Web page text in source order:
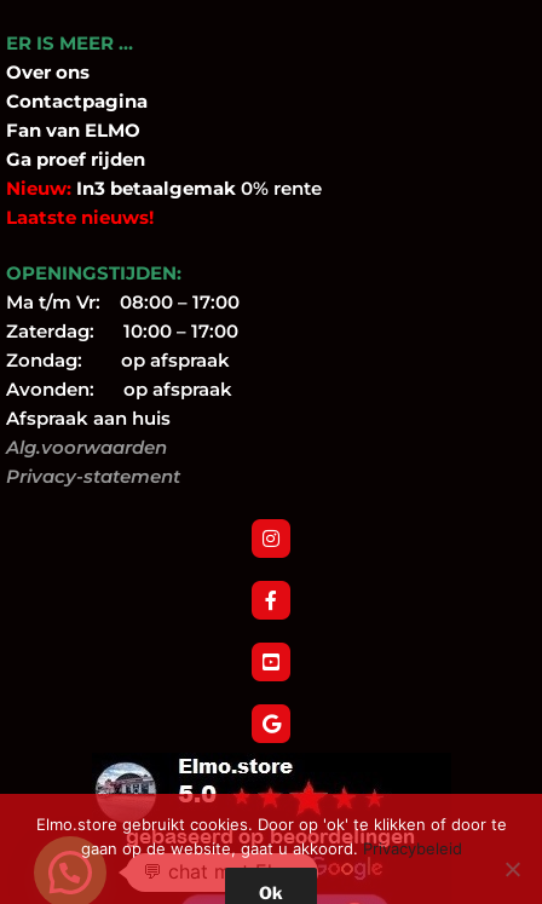
ER IS MEER …
Over ons
Contactpagina
Fan van ELMO
Ga proef rijden
Nieuw: In3 betaalgemak 0% rente
Laatste nieuws!
OPENINGSTIJDEN:
Ma t/m Vr: 08:00 – 17:00
Zaterdag: 10:00 – 17:00
Zondag: op afspraak
Avonden: op afspraak
Afspraak aan huis
Alg.voorwaarden
Privacy-statement
💬 chat met Elmo
Elmo.store gebruikt cookies. Door op 'ok' te klikken of door te
gaan op de website, gaat u akkoord.Privacybeleid
Ok